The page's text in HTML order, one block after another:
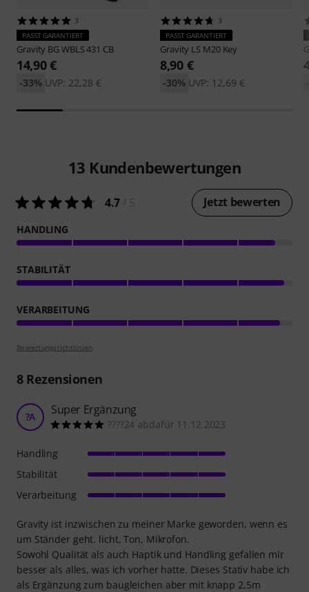
3
PASST GARANTIERT
Gravity BG WBLS 431 CB
14,90 €
UVP: 22,28 €
-33%
3
PASST GARANTIERT
Gravity LS M20 Key
8,90 €
UVP: 12,69 €
-30%
13 Kundenbewertungen
4.7 Jetzt bewerten
HANDLING
STABILITÄT
VERARBEITUNG
Bewertungsrichtlinien
8Rezensionen
?A Super Ergänzung
????24 abdafür 11.12.2023
Gravity ist inzwischen zu meiner Marke geworden, wenn es
um Ständer geht. licht, Ton, Mikrofon.
Sowohl Qualität als auch Haptik und Handling gefallen mir
besser als alles, was ich vorher hatte. Dieses Stativ habe ich
als Ergänzung zum baugleichen aber mit knapp 2,5m
Handling
Stabilität
Verarbeitung